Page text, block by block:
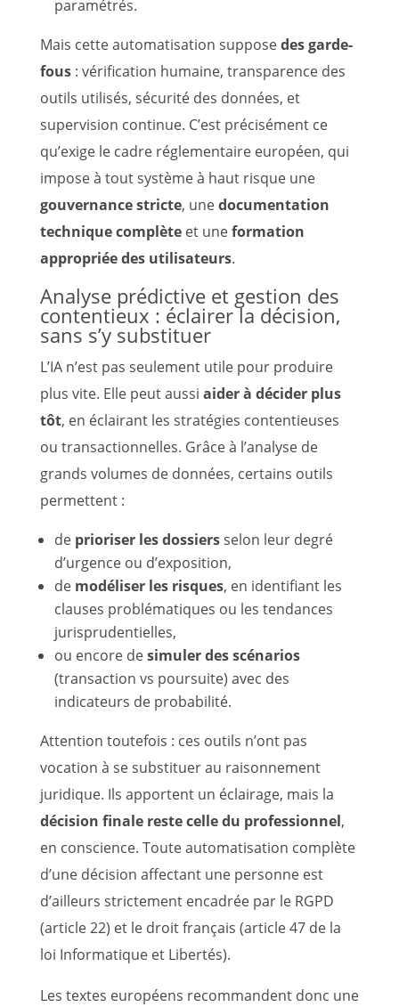
paramétrés.
Mais cette automatisation supposedes garde-
fous : vérification humaine, transparence des
outils utilisés, sécurité des données, et
supervision continue. C’est précisément ce
qu’exige le cadre réglementaire européen, qui
impose à tout système à haut risque une
gouvernance stricte, unedocumentation
technique complèteet uneformation
appropriée des utilisateurs.
Analyse prédictive et gestion des
contentieux : éclairer la décision,
sans s’y substituer
L’IA n’est pas seulement utile pour produire
plus vite. Elle peut aussi aider à décider plus
tôt, en éclairant les stratégies contentieuses
ou transactionnelles. Grâce à l’analyse de
grands volumes de données, certains outils
permettent :
de prioriser les dossiersselon leur degré
d’urgence ou d’exposition,
de modéliser les risques, en identifiant les
clauses problématiques ou les tendances
jurisprudentielles,
ou encore desimuler des scénarios
(transaction vs poursuite) avec des
indicateurs de probabilité.
Attention toutefois : ces outils n’ont pas
vocation à se substituer au raisonnement
juridique. Ils apportent un éclairage, mais la
décision finale reste celle du professionnel,
en conscience. Toute automatisation complète
d’une décision affectant une personne est
d’ailleurs strictement encadrée par le RGPD
(article 22) et le droit français (article 47 de la
loi Informatique et Libertés).
Les textes européens recommandent donc une